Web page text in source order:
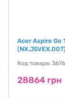
Acer Aspire Go
Код товара:
28864 грн